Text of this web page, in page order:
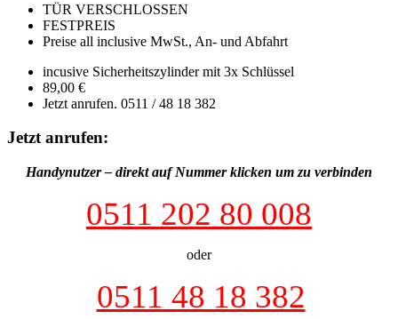
TÜR VERSCHLOSSEN
FESTPREIS
Preise all inclusive MwSt., An- und Abfahrt
incusive Sicherheitszylinder mit 3x Schlüssel
89,00 €
Jetzt anrufen. 0511 / 48 18 382
Jetzt anrufen:
Handynutzer – direkt auf Nummer klicken um zu verbinden
0511 202 80 008
oder
0511 48 18 382